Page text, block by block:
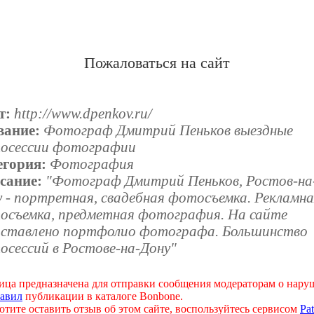
Пожаловаться на сайт
http://www.dpenkov.ru/
Фотограф Дмитрий Пеньков выездные
фотографии
Фотография
"Фотограф Дмитрий Пеньков, Ростов-
- портретная, свадебная фотосъемка.
предметная фотография. На сайте
портфолио фотографа. Большинство
в Ростове-на-Дону"
предназначена для отправки сообщения модераторам о
публикации в каталоге Bonbone.
оставить отзыв об этом сайте, воспользуйтесь сервисом